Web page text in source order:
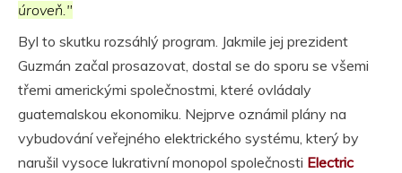
úroveň."
Byl to skutku rozsáhlý program. Jakmile jej prezident
Guzmán začal prosazovat, dostal se do sporu se všemi
třemi americkými společnostmi, které ovládaly
guatemalskou ekonomiku. Nejprve oznámil plány na
vybudování veřejného elektrického systému, který by
narušil vysoce lukrativní monopol společnosti Electric